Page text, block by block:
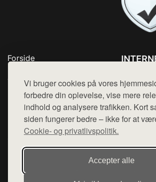
Vi bruger cookies på vores
forbedre din oplevelse, vise mere
indhold og analysere trafikken. Kort
siden fungerer bedre – ikke for at
Cookie- og privatlivspolitik.
Accepter alle
Forside
Top Rabatter
Blog
Kontakt
Mail:
Cookie-
Denne side er en del af want.dk, der udgiver
hjemmesider med præsentation af